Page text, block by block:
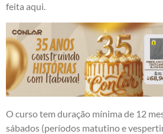
feita aqui.
O curso tem duração mínima de 12
sábados (períodos matutino e